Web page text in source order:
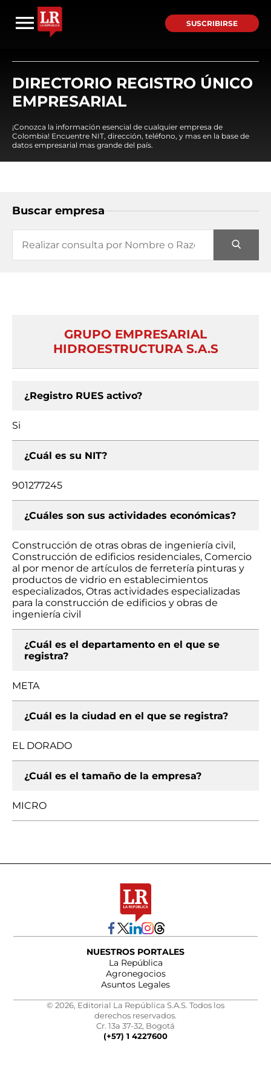
SUSCRIBIRSE
DIRECTORIO REGISTRO ÚNICO
EMPRESARIAL
¡Conozca la información esencial de cualquier empresa de
Colombia! Encuentre NIT, dirección, teléfono, y mas en la base de
datos empresarial mas grande del país.
Buscar empresa
GRUPO EMPRESARIAL
HIDROESTRUCTURA S.A.S
¿Registro RUES activo?
Si
¿Cuál es su NIT?
901277245
¿Cuáles son sus actividades económicas?
Construcción de otras obras de ingeniería civil,
Construcción de edificios residenciales, Comercio
al por menor de artículos de ferretería pinturas y
productos de vidrio en establecimientos
especializados, Otras actividades especializadas
para la construcción de edificios y obras de
ingeniería civil
¿Cuál es el departamento en el que se
registra?
META
¿Cuál es la ciudad en el que se registra?
EL DORADO
¿Cuál es el tamaño de la empresa?
MICRO
NUESTROS PORTALES
La República
Agronegocios
Asuntos Legales
© 2026, Editorial La República S.A.S. Todos los
derechos reservados.
Cr. 13a 37-32, Bogotá
(+57) 1 4227600